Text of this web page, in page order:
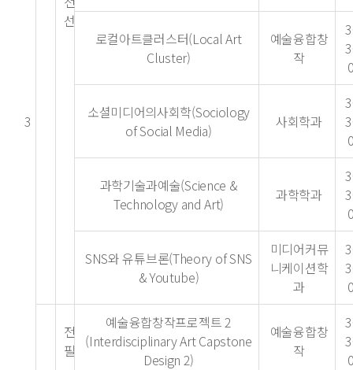
3
선
로컬아트클러스터(Local Art
Cluster)
예술융합창
작
소셜미디어의사회학(Sociology
of Social Media)
사회학과
과학기술과예술(Science &
Technology and Art)
과학학과
SNS와 유튜브론(Theory of SNS
& Youtube)
미디어커뮤
니케이션학
과
전
필
예술융합창작프로젝트 2
(Interdisciplinary Art Capstone
Design 2)
예술융합창
작